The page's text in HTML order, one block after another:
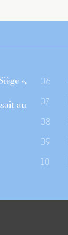
»,
au
06
07
08
09
10